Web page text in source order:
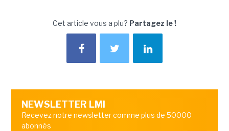
Cet article vous a plu? Partagez le !
NEWSLETTER LMI
Recevez notre newsletter comme plus de 50000
abonnés